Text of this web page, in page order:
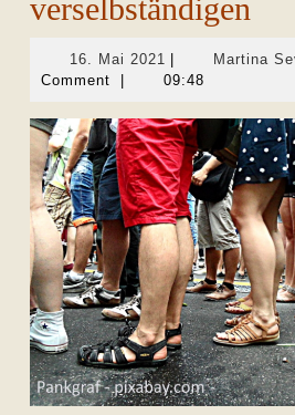
verselbständigen
16. Mai 2021 16.
Mai
Martina
Comment
09:48